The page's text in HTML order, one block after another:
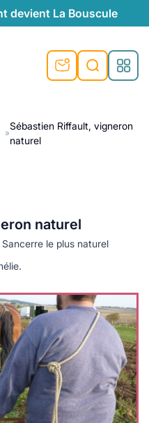
devient La Bouscule
»
Sébastien Riffault, vigneron
naturel
naturel
le plus naturel